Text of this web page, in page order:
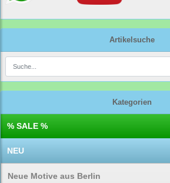
Artikelsuche
Kategorien
% SALE %
NEU
Neue Motive aus Berlin